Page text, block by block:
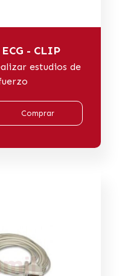
- CLIP
estudios de
Comprar